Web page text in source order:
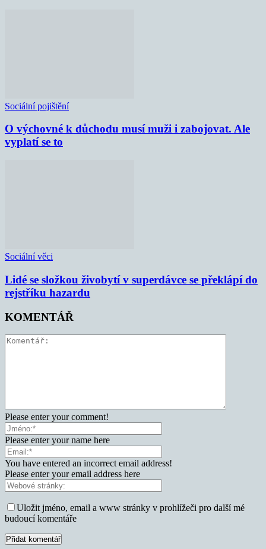
Sociální pojištění
O výchovné k důchodu musí muži i zabojovat. Ale
vyplatí se to
Sociální věci
Lidé se složkou živobytí v superdávce se překlápí do
rejstříku hazardu
KOMENTÁŘ
Please enter your comment!
Please enter your name here
You have entered an incorrect email address!
Please enter your email address here
Uložit jméno, email a www stránky v prohlížeči pro další mé
budoucí komentáře